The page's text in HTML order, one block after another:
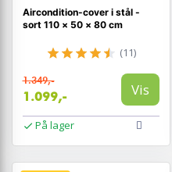
Aircondition-cover i stål -
sort 110 × 50 × 80 cm
(11)
1.349,-
1.099,- Vis
På lager